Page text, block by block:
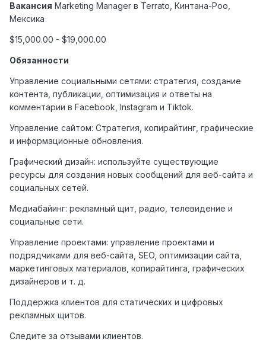
Вакансия Marketing Manager в Terrato, Кинтана-Роо
Мексика
$15,000.00 - $19,000.00
Обязанности
Управление социальными сетями: стратегия, создание
контента, публикации, оптимизация и ответы на
комментарии в Facebook, Instagram и Tiktok.
Управление сайтом: Стратегия, копирайтинг, графические
и информационные обновления.
Графический дизайн: используйте существующие
ресурсы для создания новых сообщений для веб-сайта и
социальных сетей.
Медиабайинг: рекламный щит, радио, телевидение и
социальные сети.
Управление проектами: управление проектами и
подрядчиками для веб-сайта, SEO, оптимизации сайта,
маркетинговых материалов, копирайтинга, графических
дизайнеров и т. д.
Поддержка клиентов для статических и цифровых
рекламных щитов.
Следите за отзывами клиентов.